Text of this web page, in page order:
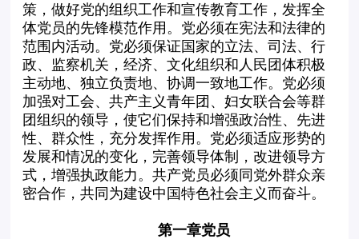
策，做好党的组织工作和宣传教育工作，发挥全
体党员的先锋模范作用。党必须在宪法和法律的
范围内活动。党必须保证国家的立法、司法、行
政、监察机关，经济、文化组织和人民团体积极
主动地、独立负责地、协调一致地工作。党必须
加强对工会、共产主义青年团、妇女联合会等群
团组织的领导，使它们保持和增强政治性、先进
性、群众性，充分发挥作用。党必须适应形势的
发展和情况的变化，完善领导体制，改进领导方
式，增强执政能力。共产党员必须同党外群众亲
密合作，共同为建设中国特色社会主义而奋斗。
第一章党员